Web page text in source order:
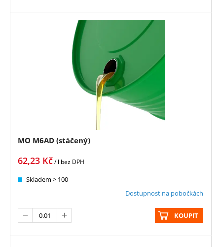
MO M6AD (stáčený)
62,23 Kč/ l bez DPH
Skladem > 100
Dostupnost na pobočkách
KOUPIT